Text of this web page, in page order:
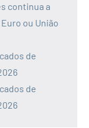
continua a
ou União
de
de